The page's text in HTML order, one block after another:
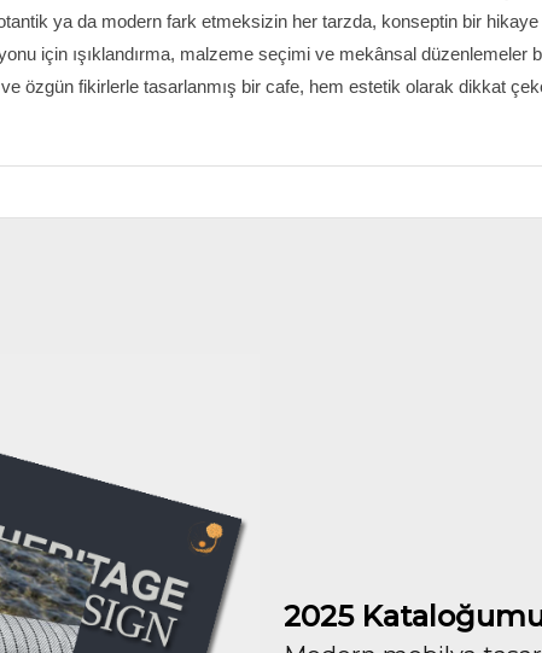
ya da modern fark etmeksizin her tarzda, konseptin bir hikaye
için ışıklandırma, malzeme seçimi ve mekânsal düzenlemeler
özgün fikirlerle tasarlanmış bir cafe, hem estetik olarak dikkat
2025